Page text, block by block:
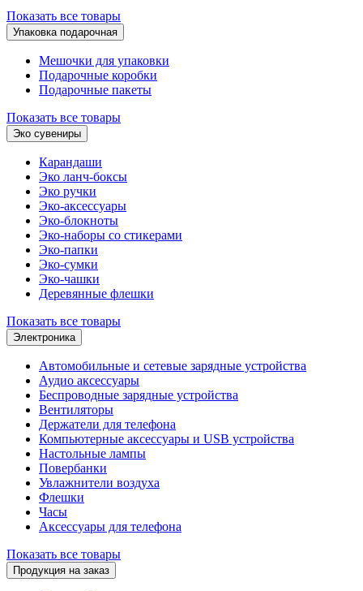
Показать все товары
Упаковка подарочная
Мешочки для упаковки
Подарочные коробки
Подарочные пакеты
Показать все товары
Эко сувениры
Карандаши
Эко ланч-боксы
Эко ручки
Эко-аксессуары
Эко-блокноты
Эко-наборы со стикерами
Эко-папки
Эко-сумки
Эко-чашки
Деревянные флешки
Показать все товары
Электроника
Автомобильные и сетевые зарядные устройства
Аудио аксессуары
Беспроводные зарядные устройства
Вентиляторы
Держатели для телефона
Компьютерные аксессуары и USB устройства
Настольные лампы
Повербанки
Увлажнители воздуха
Флешки
Часы
Аксессуары для телефона
Показать все товары
Продукция на заказ